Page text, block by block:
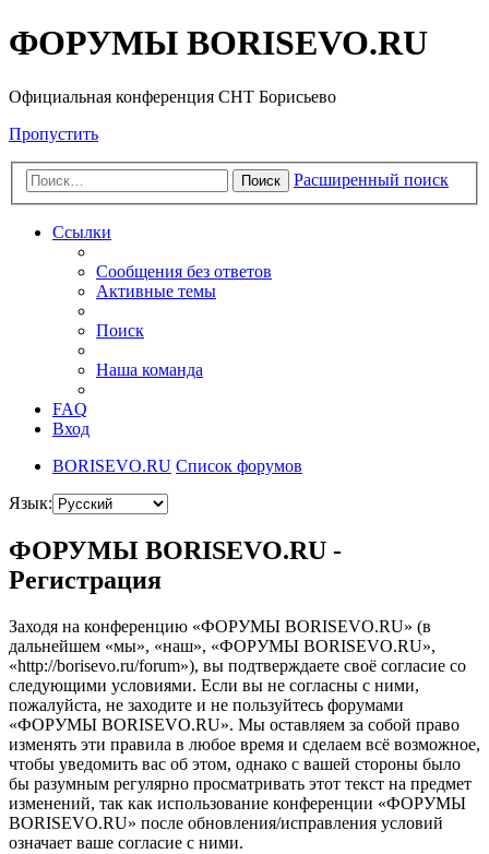
ФОРУМЫ BORISEVO.RU
Официальная конференция СНТ Борисьево
Пропустить
Поиск Расширенный поиск
Ссылки
Сообщения без ответов
Активные темы
Поиск
Наша команда
FAQ
Вход
BORISEVO.RU Список форумов
Язык:
ФОРУМЫ BORISEVO.RU -
Регистрация
Заходя на конференцию «ФОРУМЫ BORISEVO.RU» (в
дальнейшем «мы», «наш», «ФОРУМЫ BORISEVO.RU»,
«http://borisevo.ru/forum»), вы подтверждаете своё согласие со
следующими условиями. Если вы не согласны с ними,
пожалуйста, не заходите и не пользуйтесь форумами
«ФОРУМЫ BORISEVO.RU». Мы оставляем за собой право
изменять эти правила в любое время и сделаем всё возможное,
чтобы уведомить вас об этом, однако с вашей стороны было
бы разумным регулярно просматривать этот текст на предмет
изменений, так как использование конференции «ФОРУМЫ
BORISEVO.RU» после обновления/исправления условий
означает ваше согласие с ними.